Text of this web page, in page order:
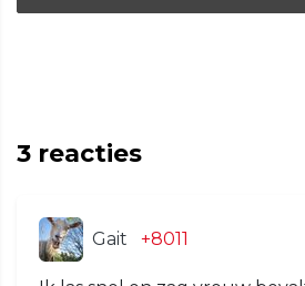
3 reacties
Gait +8011